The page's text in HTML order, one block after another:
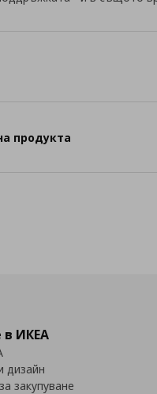
продукта
в ИКЕА
дизайн
закупуване